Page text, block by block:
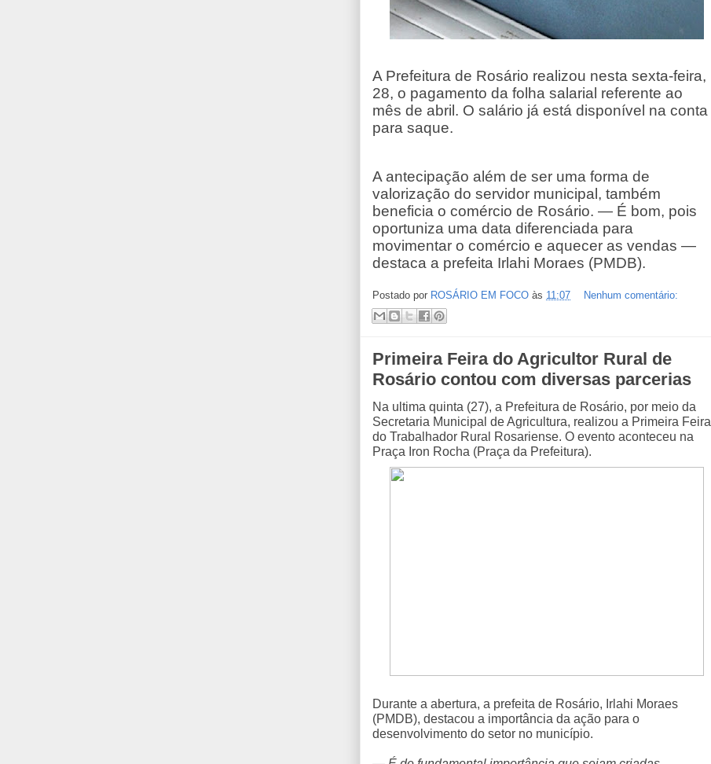
A Prefeitura de Rosário realizou nesta sexta-feira,
28, o pagamento da folha salarial referente ao
mês de abril. O salário já está disponível na conta
para saque.
A antecipação além de ser uma forma de
valorização do servidor municipal, também
beneficia o comércio de Rosário. — É bom, pois
oportuniza uma data diferenciada para
movimentar o comércio e aquecer as vendas —
destaca a prefeita Irlahi Moraes (PMDB).
Postado por ROSÁRIO EM FOCO às 11:07 Nenhum comentário:
Primeira Feira do Agricultor Rural de
Rosário contou com diversas parcerias
Na ultima quinta (27), a Prefeitura de Rosário, por meio da
Secretaria Municipal de Agricultura, realizou a Primeira Feira
do Trabalhador Rural Rosariense. O evento aconteceu na
Praça Iron Rocha (Praça da Prefeitura).
Durante a abertura, a prefeita de Rosário, Irlahi Moraes
(PMDB), destacou a importância da ação para o
desenvolvimento do setor no município.